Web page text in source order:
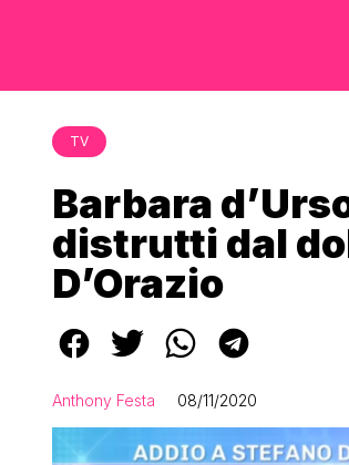
TV
Barbara
distrutti dal
D’Orazio
Anthony Festa 08/11/2020